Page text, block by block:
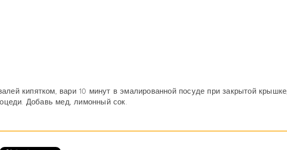
кипятком, вари 10 минут в эмалированной посуде при закрытой
Добавь мед, лимонный сок.